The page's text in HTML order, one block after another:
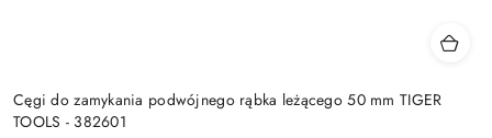
Cęgi do zamykania podwójnego rąbka leżącego 50 mm TIGER
TOOLS - 382601